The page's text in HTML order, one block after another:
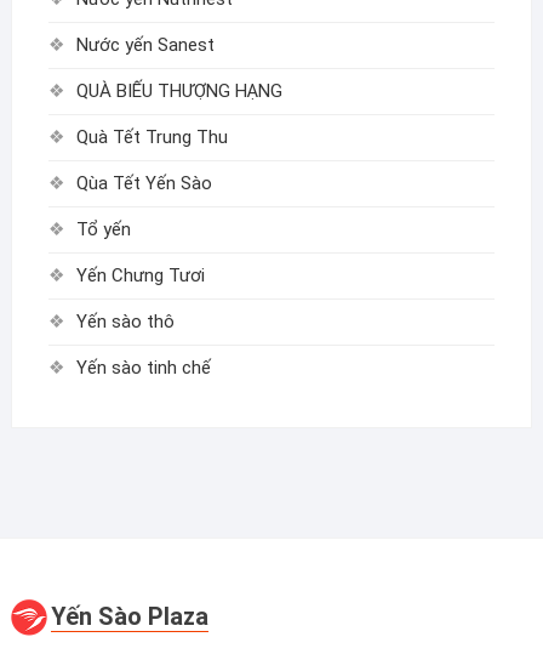
Nước yến Sanest
QUÀ BIẾU THƯỢNG HẠNG
Quà Tết Trung Thu
Qùa Tết Yến Sào
Tổ yến
Yến Chưng Tươi
Yến sào thô
Yến sào tinh chế
Yến Sào Plaza